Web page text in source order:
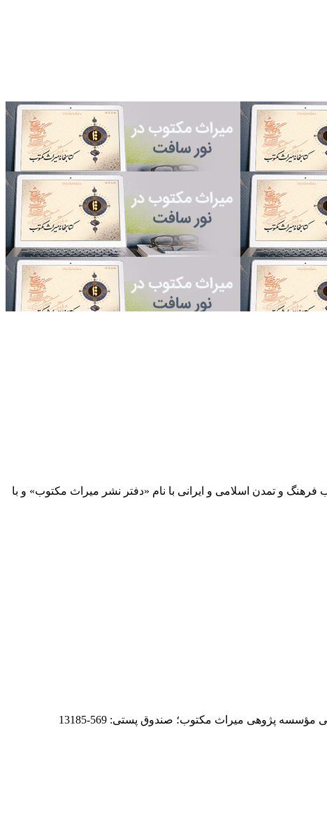
آثار مكتوب فرهنگ و تمدن اسلامی و ایرانی با نام «دفتر نشر میراث مكتوب» و با